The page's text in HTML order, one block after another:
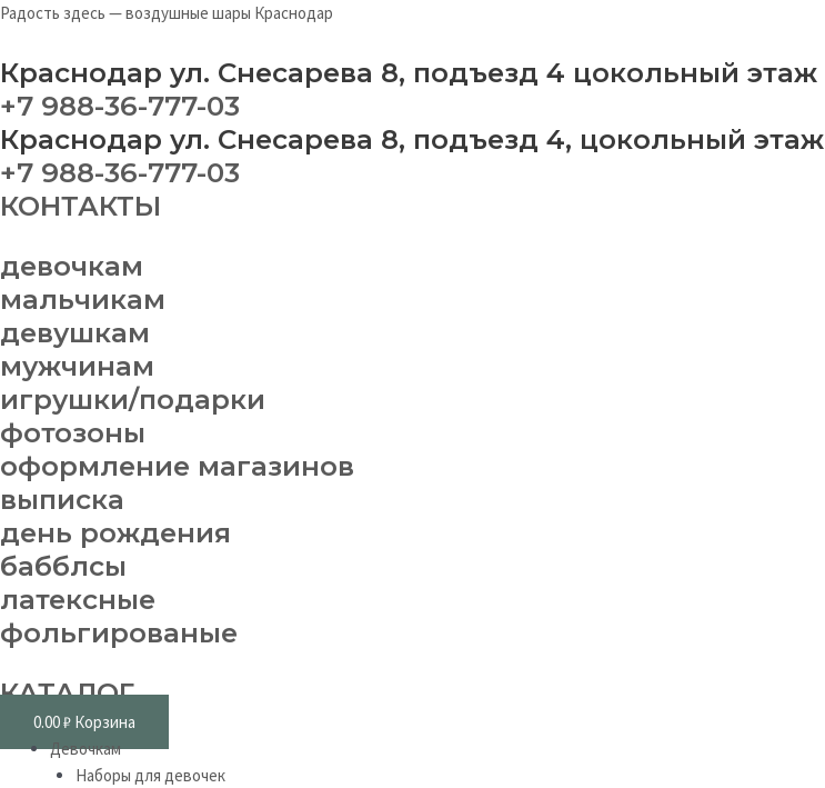
Перейти
содержимому
Радость здесь — воздушные шары Краснодар
Краснодар ул. Снесарева 8, подъезд 4 цокольный этаж
+7 988-36-777-03
Краснодар ул. Снесарева 8, подъезд 4, цокольный этаж
+7 988-36-777-03
КОНТАКТЫ
девочкам
мальчикам
девушкам
мужчинам
игрушки/подарки
фотозоны
оформление магазинов
выписка
день рождения
бабблсы
латексные
фольгированые
КАТАЛОГ
0.00₽ Корзина
Меню
Девочкам
Наборы для девочек
quantity